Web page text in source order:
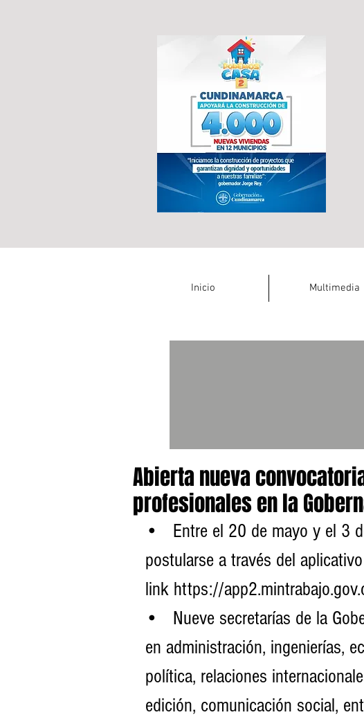
Inicio Multimedia
Abierta nueva
profesionales en la
•	Entre el 20 de mayo y el 3 de junio de 2022, podrán
postularse a través del
link https://
•	Nueve secretarías de la Gobernación requieren profesionales
en administración, ingenierías,
política, relaciones
edición, comunicación social,